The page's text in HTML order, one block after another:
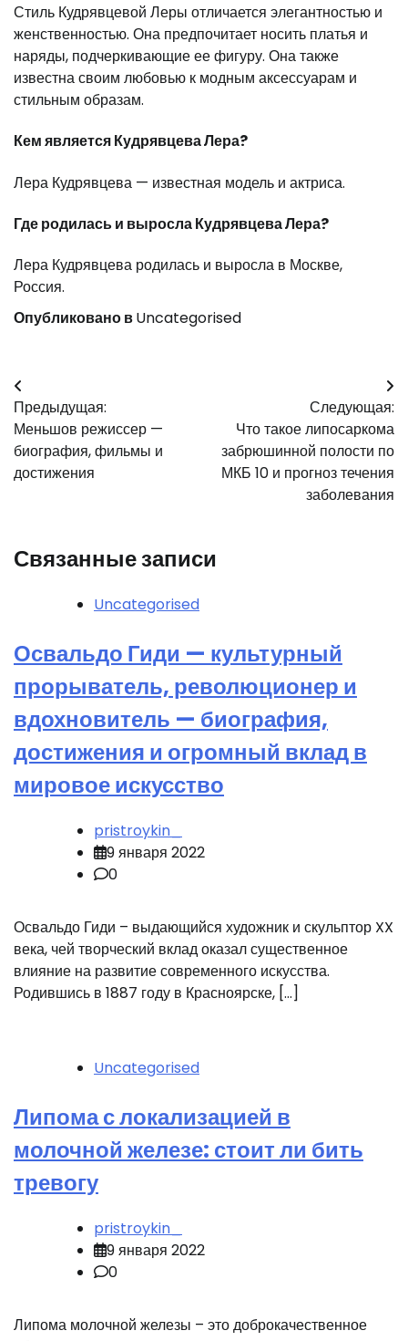
Стиль Кудрявцевой Леры отличается элегантностью и
женственностью. Она предпочитает носить платья и
наряды, подчеркивающие ее фигуру. Она также
известна своим любовью к модным аксессуарам и
стильным образам.
Кем является Кудрявцева Лера?
Лера Кудрявцева — известная модель и актриса.
Где родилась и выросла Кудрявцева Лера?
Лера Кудрявцева родилась и выросла в Москве,
Россия.
Опубликовано вUncategorised
Навигация
по
записям
Предыдущая:
Меньшов режиссер —
биография, фильмы и
достижения
Следующая:
Что такое липосаркома
забрюшинной полости по
МКБ 10 и прогноз течения
заболевания
Связанные записи
Uncategorised
Освальдо Гиди — культурный
прорыватель, революционер и
вдохновитель — биография,
достижения и огромный вклад в
мировое искусство
pristroykin_
9 января 2022
0
Освальдо Гиди – выдающийся художник и скульптор XX
века, чей творческий вклад оказал существенное
влияние на развитие современного искусства.
Родившись в 1887 году в Красноярске, […]
Uncategorised
Липома с локализацией в
молочной железе: стоит ли бить
тревогу
pristroykin_
9 января 2022
0
Липома молочной железы – это доброкачественное